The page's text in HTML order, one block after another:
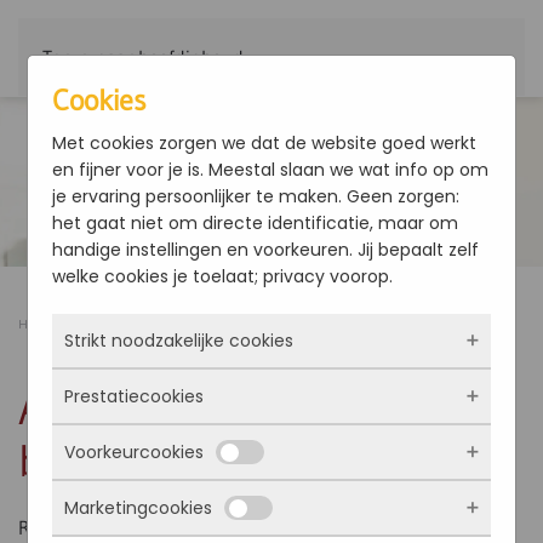
Terug naar hoofdinhoud
Home
ART-U - Rooster aan
bovenkant
Rooster aan bovenkant
Cookies
Met cookies zorgen we dat de website goed werkt
en fijner voor je is. Meestal slaan we wat info op om
je ervaring persoonlijker te maken. Geen zorgen:
het gaat niet om directe identificatie, maar om
handige instellingen en voorkeuren. Jij bepaalt zelf
welke cookies je toelaat; privacy voorop.
Strikt noodzakelijke cookies
Deze cookies zorgen ervoor dat de website
überhaupt werkt. Ze zijn dus altijd actief en
kunnen niet worden uitgezet. Meestal worden
ze alleen geplaatst als jij iets doet, zoals
inloggen, een formulier invullen of je
Prestatiecookies
Met deze cookies zien we hoe vaak onze site
bezocht wordt, waar bezoekers vandaan
komen en welke pagina’s populair zijn. Zo
Voorkeurcookies
Deze cookies onthouden jouw voorkeuren.
Marketingcookies